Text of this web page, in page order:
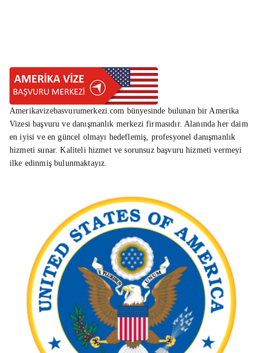
Amerikavizebasvurumerkezi.com bünyesinde bulunan bir Amerika
Vizesi başvuru ve danışmanlık merkezi firmasıdır. Alanında her daim
en iyisi ve en güncel olmayı hedeflemiş, profesyonel danışmanlık
hizmeti sunar. Kaliteli hizmet ve sorunsuz başvuru hizmeti vermeyi
ilke edinmiş bulunmaktayız.